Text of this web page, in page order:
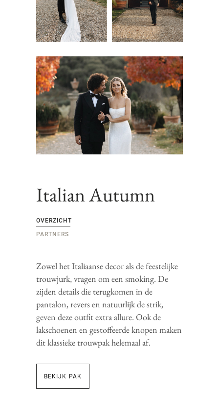
Italian Autumn
OVERZICHT
PARTNERS
Zowel het Italiaanse decor als de feestelijke
trouwjurk, vragen om een smoking. De
zijden details die terugkomen in de
pantalon, revers en natuurlijk de strik,
geven deze outfit extra allure. Ook de
lakschoenen en gestoffeerde knopen maken
dit klassieke trouwpak helemaal af.
BEKIJK PAK